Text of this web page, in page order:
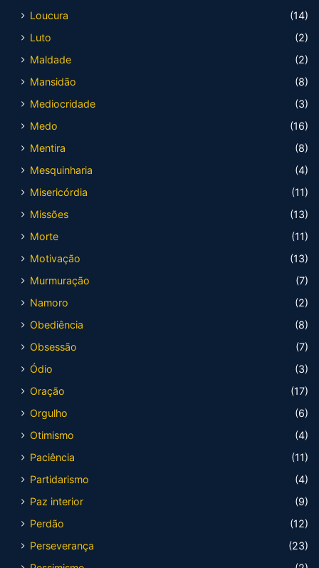
Loucura
(14)
Luto
(2)
Maldade
(2)
Mansidão
(8)
Mediocridade
(3)
Medo
(16)
Mentira
(8)
Mesquinharia
(4)
Misericórdia
(11)
Missões
(13)
Morte
(11)
Motivação
(13)
Murmuração
(7)
Namoro
(2)
Obediência
(8)
Obsessão
(7)
Ódio
(3)
Oração
(17)
Orgulho
(6)
Otimismo
(4)
Paciência
(11)
Partidarismo
(4)
Paz interior
(9)
Perdão
(12)
Perseverança
(23)